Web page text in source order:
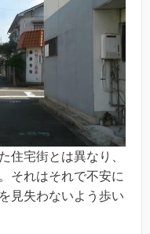
住宅街とは異なり、
それはそれで不安に
見失わないよう歩い